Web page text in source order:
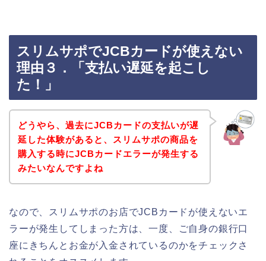
スリムサポでJCBカードが使えない
理由３．「支払い遅延を起こし
た！」
どうやら、過去にJCBカードの支払いが遅
延した体験があると、スリムサポの商品を
購入する時にJCBカードエラーが発生する
みたいなんですよね
なので、スリムサポのお店でJCBカードが使えないエ
ラーが発生してしまった方は、一度、ご自身の銀行口
座にきちんとお金が入金されているのかをチェックさ